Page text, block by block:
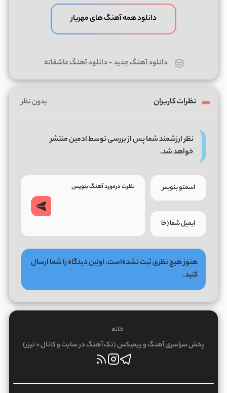
دانلود همه آهنگ های مهریار
دانلود آهنگ جدید-دانلود آهنگ عاشقانه
نظرات کاربران بدون نظر
نظر ارزشمند شما پس از بررسی توسط ادمین منتشر
خواهد شد.
هنوز هیچ نظری ثبت نشده‌است، اولین دیدگاه را شما ارسال
کنید.
خانه
پخش سراسری آهنگ و ریمیکس (تک آهنگ در سایت و کانال + تیزر)